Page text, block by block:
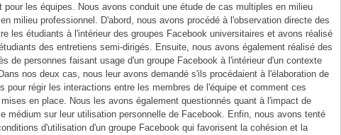
pour les équipes. Nous avons conduit une étude de cas multiples en milieu
milieu professionnel. D'abord, nous avons procédé à l'observation directe des
les étudiants à l'intérieur des groupes Facebook universitaires et avons réalisé
des entretiens semi-dirigés. Ensuite, nous avons également réalisé des
de personnes faisant usage d'un groupe Facebook à l'intérieur d'un contexte
nos deux cas, nous leur avons demandé s'ils procédaient à l'élaboration de
pour régir les interactions entre les membres de l'équipe et comment ces
en place. Nous les avons également questionnés quant à l'impact de
médium sur leur utilisation personnelle de Facebook. Enfin, nous avons tenté
d'utilisation d'un groupe Facebook qui favorisent la cohésion et la